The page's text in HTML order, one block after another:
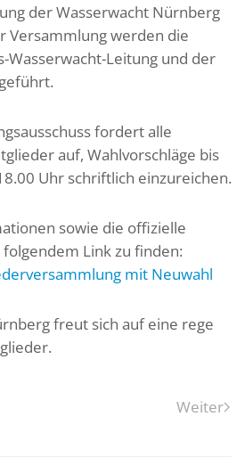
der Wasserwacht Nürnberg
Versammlung werden die
Wasserwacht-Leitung und der
fordert alle
auf, Wahlvorschläge bis
Uhr schriftlich einzureichen.
sowie die offizielle
Link zu finden:
mit Neuwahl
freut sich auf eine rege
Weiter